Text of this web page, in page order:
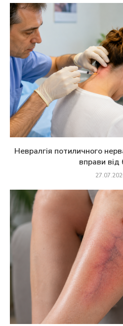
Невралгія потиличного
вправи